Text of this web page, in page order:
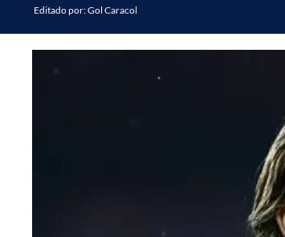
Editado por:Gol Caracol